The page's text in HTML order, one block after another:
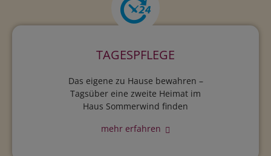
TAGESPFLEGE
Das eigene zu Hause bewahren –
Tagsüber eine zweite Heimat im
Haus Sommerwind finden
mehr erfahren